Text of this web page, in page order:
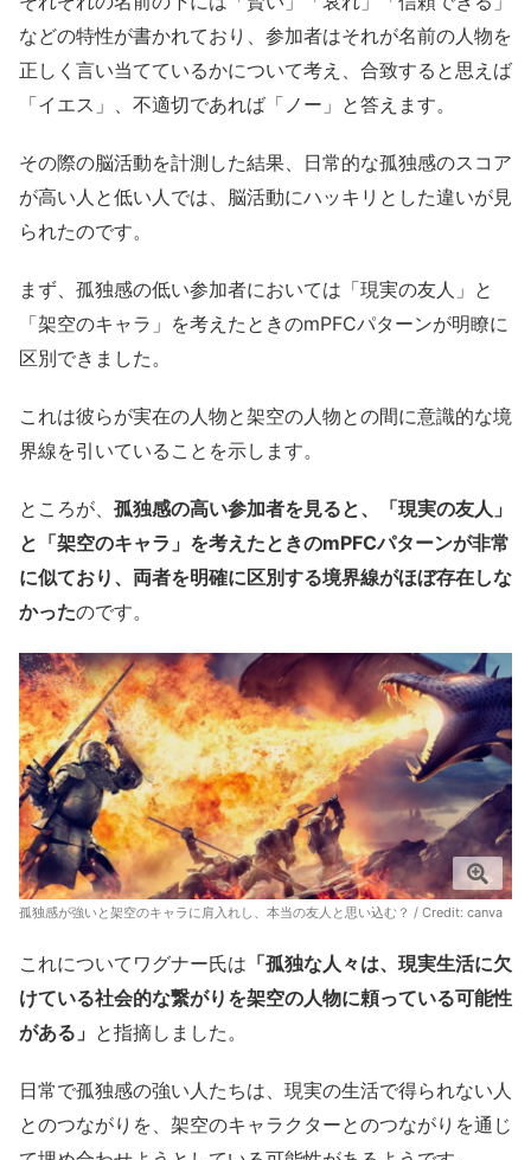
などの特性が書かれており、参加者はそれが名前の人物を
正しく言い当てているかについて考え、合致すると思えば
「イエス」、不適切であれば「ノー」と答えます。
その際の脳活動を計測した結果、日常的な孤独感のスコア
が高い人と低い人では、脳活動にハッキリとした違いが見
られたのです。
まず、孤独感の低い参加者においては「現実の友人」と
「架空のキャラ」を考えたときのmPFCパターンが明瞭に
区別できました。
これは彼らが実在の人物と架空の人物との間に意識的な境
界線を引いていることを示します。
ところが、 孤独感の高い参加者を見ると、「現実の友人」
と「架空のキャラ」を考えたときのmPFCパターンが非常
に似ており、両者を明確に区別する境界線がほぼ存在しな
かったのです。
孤独感が強いと架空のキャラに肩入れし、本当の友人と思い込む？ / Credit: canva
これについてワグナー氏は 「孤独な人々は、現実生活に欠
けている社会的な繋がりを架空の人物に頼っている可能性
がある」 と指摘しました。
日常で孤独感の強い人たちは、現実の生活で得られない人
とのつながりを、架空のキャラクターとのつながりを通じ